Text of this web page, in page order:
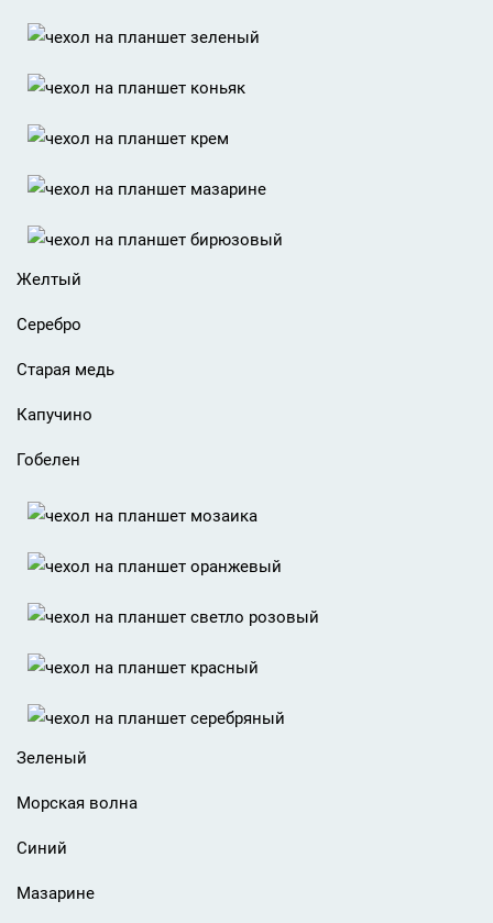
Желтый
Серебро
Старая медь
Капучино
Гобелен
Зеленый
Морская волна
Синий
Мазарине